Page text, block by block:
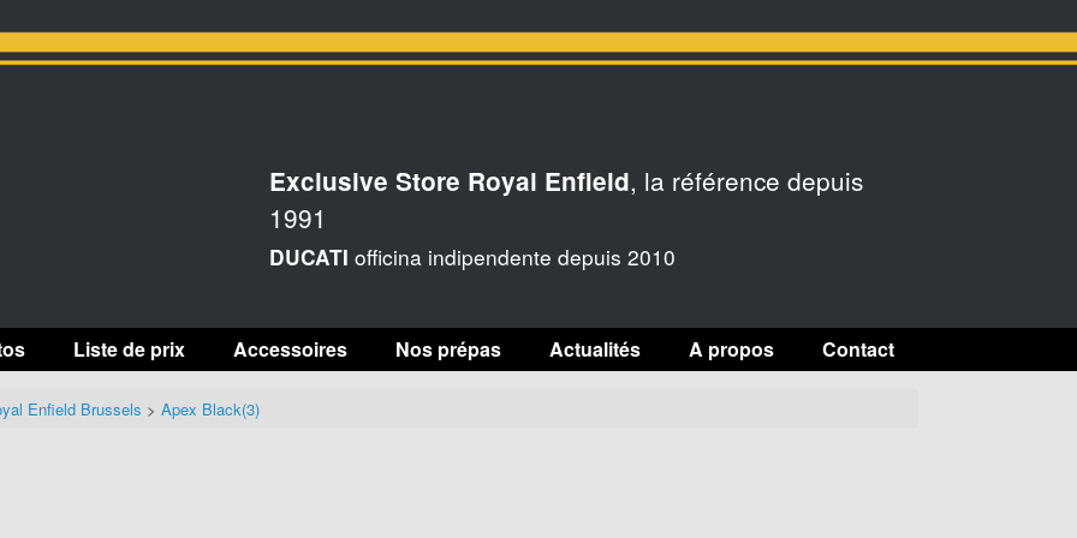
Exclusive Store Royal Enfield, la référence depuis
1991
DUCATI officina indipendente depuis 2010
Liste de prix Accessoires Nos prépas Actualités A propos Contact
Enfield Brussels > Apex Black(3)